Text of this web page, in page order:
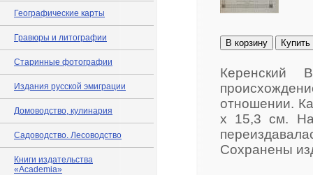
Географические карты
Гравюры и литографии
Старинные фотографии
Издания русской эмиграции
Домоводство, кулинария
Садоводство. Лесоводство
Книги издательства
«Academia»
В корзину Купить
Керенский
отношении.
х 15,3 см. На
Сохранены